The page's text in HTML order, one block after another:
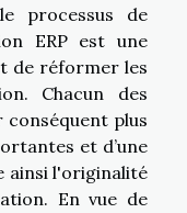
processus de
ERP est une
de réformer les
Chacun des
plus
et d’une
ainsi l'originalité
En vue de